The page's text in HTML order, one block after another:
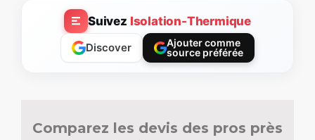
Suivez Isolation-Thermique
Discover
Ajouter comme
source préférée
Comparez les devis des pros près